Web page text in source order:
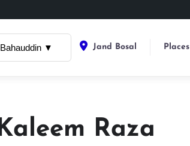
▼ Jand Bosal Places
Raza